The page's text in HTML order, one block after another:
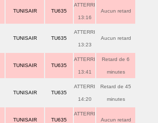
TUNISAIR TU635
ATTERRI
13:16
Aucun retard
TUNISAIR TU635
ATTERRI
13:23
Aucun retard
TUNISAIR TU635
ATTERRI
13:41
Retard de 6
minutes
TUNISAIR TU635
ATTERRI
14:20
Retard de 45
minutes
TUNISAIR TU635
ATTERRI
Aucun retard